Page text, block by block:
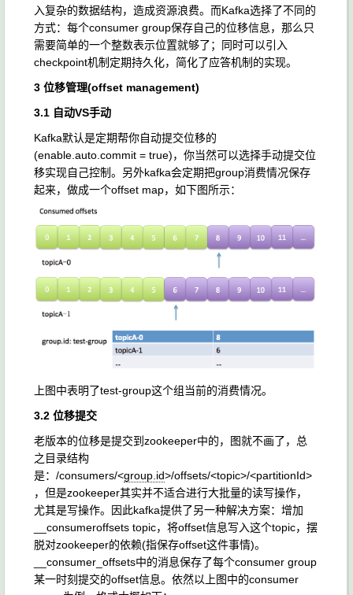
入复杂的数据结构，造成资源浪费。而Kafka选择了不同的
方式：每个consumer group保存自己的位移信息，那么只
需要简单的一个整数表示位置就够了；同时可以引入
checkpoint机制定期持久化，简化了应答机制的实现。
3 位移管理(offset management)
3.1 自动VS手动
Kafka默认是定期帮你自动提交位移的
(enable.auto.commit = true)，你当然可以选择手动提交位
移实现自己控制。另外kafka会定期把group消费情况保存
起来，做成一个offset map，如下图所示：
上图中表明了test-group这个组当前的消费情况。
3.2 位移提交
老版本的位移是提交到zookeeper中的，图就不画了，总
之目录结构
是：/consumers/<group.id>/offsets/<topic>/<partitionId>
，但是zookeeper其实并不适合进行大批量的读写操作，
尤其是写操作。因此kafka提供了另一种解决方案：增加
__consumeroffsets topic，将offset信息写入这个topic，摆
脱对zookeeper的依赖(指保存offset这件事情)。
__consumer_offsets中的消息保存了每个consumer group
某一时刻提交的offset信息。依然以上图中的consumer